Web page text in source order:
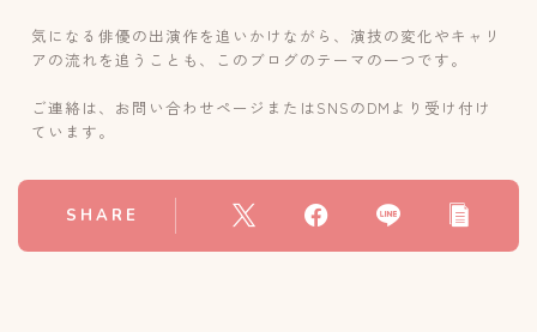
気になる俳優の出演作を追いかけながら、演技の変化やキャリ
アの流れを追うことも、このブログのテーマの一つです。
ご連絡は、お問い合わせページまたはSNSのDMより受け付け
ています。
SHARE